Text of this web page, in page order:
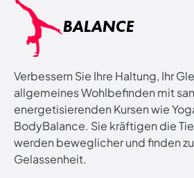
BALANCE
Verbessern Sie Ihre Haltung, Ihr
allgemeines Wohlbefinden mit
energetisierenden Kursen wie
BodyBalance. Sie kräftigen die
werden beweglicher und finden
Gelassenheit.